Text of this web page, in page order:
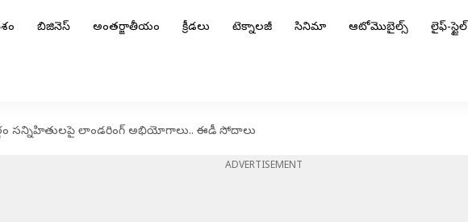
బిజినెస్ అంతర్జాతీయం క్రీడలు టెక్నాలజీ సినిమా ఆటోమొబైల్స్ లైఫ్-స్టైల్
సన్నిహితులపై లాండరింగ్ అభియోగాలు.. ఈడీ సోదాలు
ADVERTISEMENT